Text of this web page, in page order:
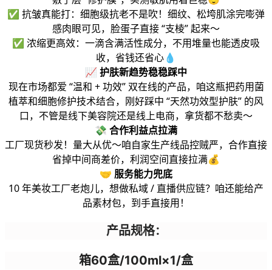
✅ 抗皱真能打：细胞级抗老不是吹！细纹、松垮肌涂完嘭弹
感肉眼可见，脸蛋子直接 “支棱” 起来～
✅ 浓缩更高效：一滴含满活性成分，不用堆量也能透皮吸
收，省钱还省心💧
📈 护肤新趋势稳稳踩中
现在市场都爱 “温和 + 功效” 双在线的产品，咱这瓶把药用菌
植萃和细胞修护技术结合，刚好踩中 “天然功效型护肤” 的风
口，不管是线下美容院还是线上电商，拿货都不愁卖～
💸 合作利益点拉满
工厂现货秒发！量大从优～咱自家生产线品控贼严，合作直接
省掉中间商差价，利润空间直接拉满💰
🤝 服务能力兜底
10 年美妆工厂老炮儿，想做私域 / 直播供应链？咱还能给产
品素材包，到手直接用！
产品规格：
箱60盒/100ml×1/盒